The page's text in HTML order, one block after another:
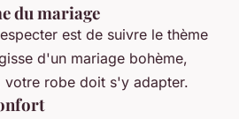
du mariage
est de suivre le thème
d'un mariage bohème,
votre robe doit s'y adapter.